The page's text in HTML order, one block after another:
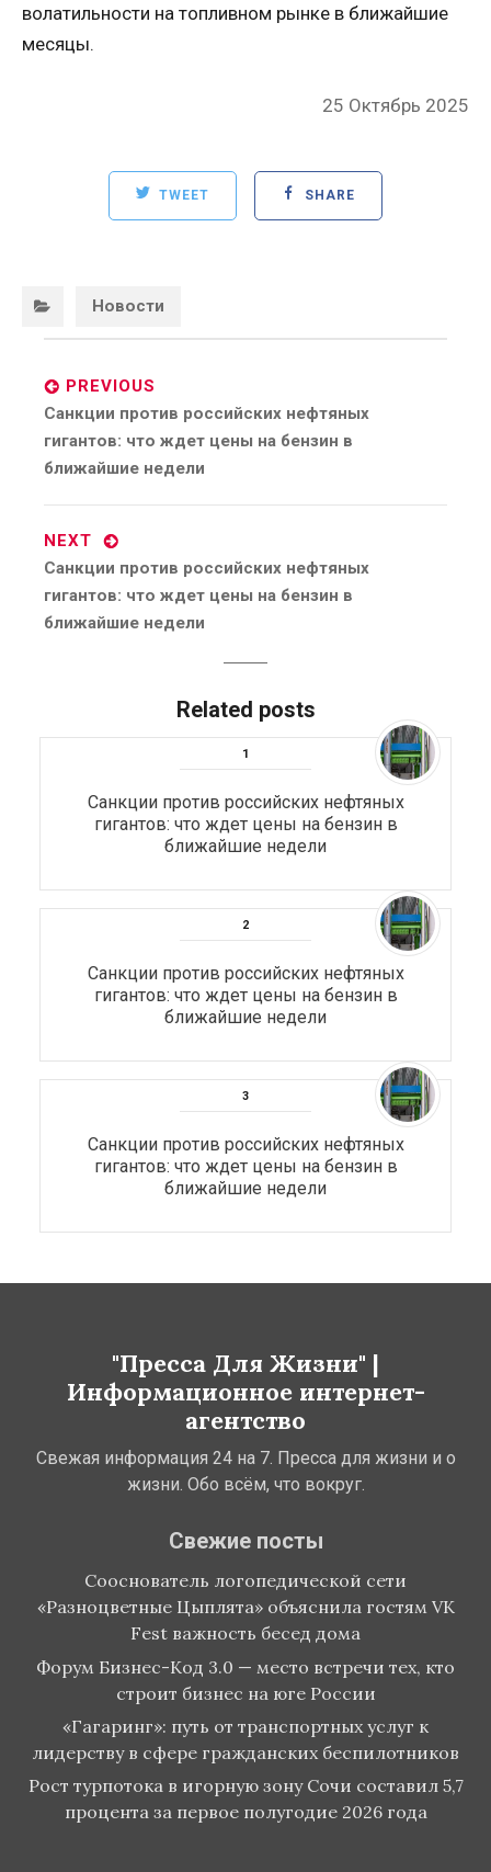
волатильности на топливном рынке в ближайшие
месяцы.
Posted
25 Октябрь 2025
TWEET SHARE
Новости
navigation
PREVIOUS
Previous
post:
Санкции против российских нефтяных
гигантов: что ждет цены на бензин в
ближайшие недели
NEXT
Next
post:
Санкции против российских нефтяных
гигантов: что ждет цены на бензин в
ближайшие недели
Related posts
Санкции против российских нефтяных
гигантов: что ждет цены на бензин в
ближайшие недели
Санкции против российских нефтяных
гигантов: что ждет цены на бензин в
ближайшие недели
Санкции против российских нефтяных
гигантов: что ждет цены на бензин в
ближайшие недели
"Пресса Для Жизни" |
Информационное интернет-
агентство
Свежая информация 24 на 7. Пресса для жизни и о
жизни. Обо всём, что вокруг.
Свежие посты
Сооснователь логопедической сети
«Разноцветные Цыплята» объяснила гостям VK
Fest важность бесед дома
Форум Бизнес-Код 3.0 — место встречи тех, кто
строит бизнес на юге России
«Гагаринг»: путь от транспортных услуг к
лидерству в сфере гражданских беспилотников
Рост турпотока в игорную зону Сочи составил 5,7
процента за первое полугодие 2026 года